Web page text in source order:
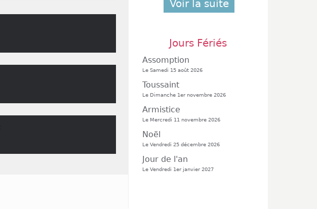
Voir la suite
Jours Fériés
Assomption
Le Samedi 15 août 2026
Toussaint
Le Dimanche 1er novembre 2026
Armistice
Le Mercredi 11 novembre 2026
Noël
Le Vendredi 25 décembre 2026
Jour de l'an
Le Vendredi 1er janvier 2027